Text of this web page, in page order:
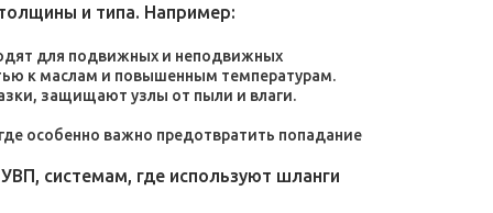
и типа. Например:
для подвижных и неподвижных
к маслам и повышенным температурам.
защищают узлы от пыли и влаги.
особенно важно предотвратить попадание
системам, где используют шланги